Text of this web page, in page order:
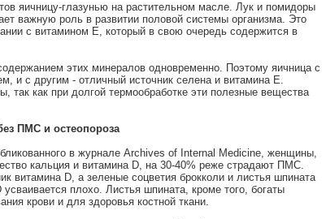
яичницу-глазунью на растительном масле. Лук и помидоры
важную роль в развитии половой системы организма. Это
с витамином Е, который в свою очередь содержится в
этих минералов одновременно. Поэтому яичница с
и с другим - отличный источник селена и витамина Е.
так как при долгой термообработке эти полезные вещества
ПМС и остеопороза
в журнале Archives of Internal Medicine, женщины,
кальция и витамина D, на 30-40% реже страдают ПМС.
витамина D, а зеленые соцветия брокколи и листья шпината
плохо. Листья шпината, кроме того, богаты
крови и для здоровья костной ткани.